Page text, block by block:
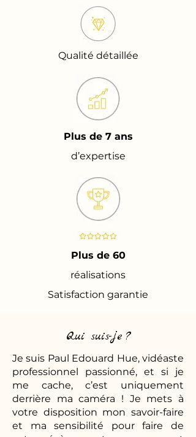
Qualité détaillée
Plus de 7 ans
d’expertise
Plus de 60
réalisations
Satisfaction garantie
Qui suis-je ?
Je suis Paul Edouard Hue, vidéaste
professionnel passionné, et si je
me cache, c’est uniquement
derrière ma caméra ! Je mets à
votre disposition mon savoir-faire
et ma sensibilité pour faire de